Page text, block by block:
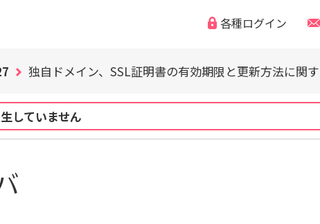
各種ログイン
WordPress の脆弱性にご注意ください（CVE-2026-
独自ドメイン、SSL証明書の有効期限と更新方法に関
「なりすまし・フィッシング詐欺などの迷惑メール」「
独自ドメイン、SSL証明書の有効期限と更新方法に関
していません